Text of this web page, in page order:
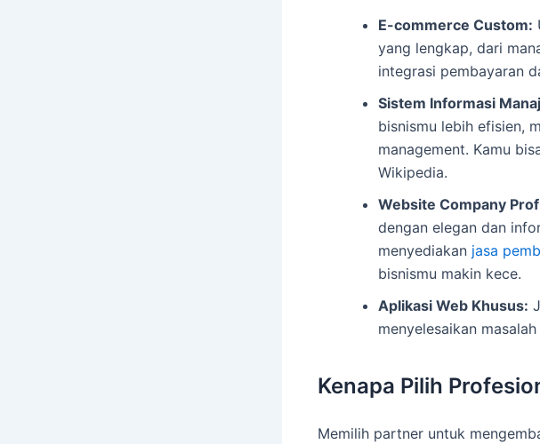
E-commerce Custom:
yang lengkap, dari
integrasi pembayaran
Sistem Informasi
bisnismu lebih efisien,
management. Kamu
Wikipedia.
Website Company
dengan elegan dan
menyediakan jasa
bisnismu makin kece.
Aplikasi Web Khusus:
menyelesaikan
Kenapa Pilih
Memilih partner untuk